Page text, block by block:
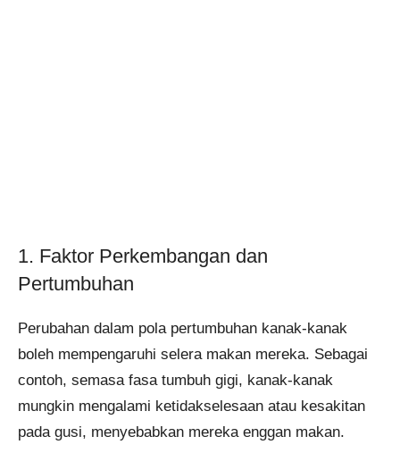
1. Faktor Perkembangan dan
Pertumbuhan
Perubahan dalam pola pertumbuhan kanak-kanak
boleh mempengaruhi selera makan mereka. Sebagai
contoh, semasa fasa tumbuh gigi, kanak-kanak
mungkin mengalami ketidakselesaan atau kesakitan
pada gusi, menyebabkan mereka enggan makan.